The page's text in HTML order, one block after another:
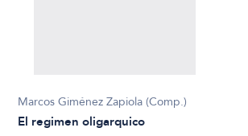
Marcos Giménez Zapiola (Comp.)
El regimen oligarquico